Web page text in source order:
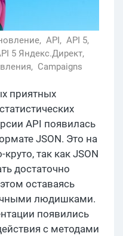
API, API 5,
5 Яндекс.Директ,
Campaigns
приятных
API появилась
JSON. Это на
так как JSON
достаточно
оставаясь
людишками.
появились
с методами